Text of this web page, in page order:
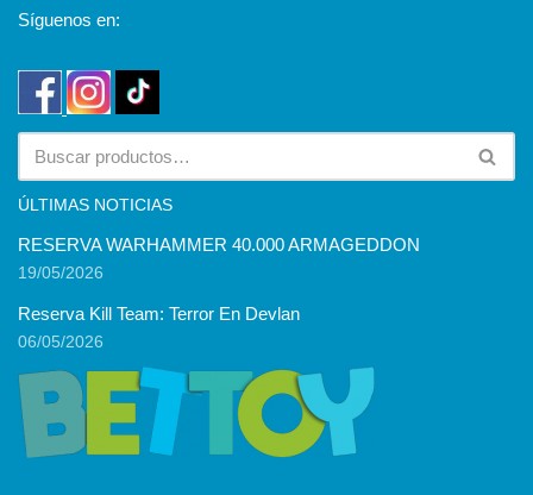
Síguenos en:
ÚLTIMAS NOTICIAS
RESERVA WARHAMMER 40.000 ARMAGEDDON
19/05/2026
Reserva Kill Team: Terror En Devlan
06/05/2026